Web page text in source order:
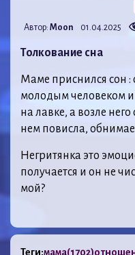
Автор: Moon 01.04.2025
Толкование сна
Маме приснился сон :
молодым человеком и
на лавке, а возле
нем повисла,
Негритянка это
получается и он не
мой?
Теги:мама(1702)